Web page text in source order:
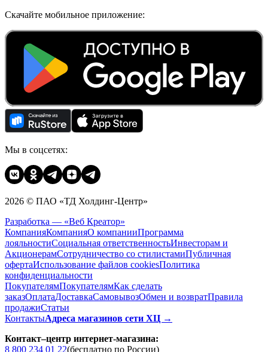
Скачайте мобильное приложение:
Мы в соцсетях:
2026 © ПАО «ТД Холдинг-Центр»
Разработка — «Веб Креатор»
КомпанияКомпанияО компанииПрограмма
лояльностиСоциальная ответственностьИнвесторам и
АкционерамСотрудничество со стилистамиПубличная
офертаИспользование файлов cookiesПолитика
конфиденциальности
ПокупателямПокупателямКак сделать
заказОплатаДоставкаCамовывозОбмен и возвратПравила
продажиСтатьи
КонтактыАдреса магазинов сети ХЦ →
Контакт–центр интернет-магазина:
8 800 234 01 22(бесплатно по России)